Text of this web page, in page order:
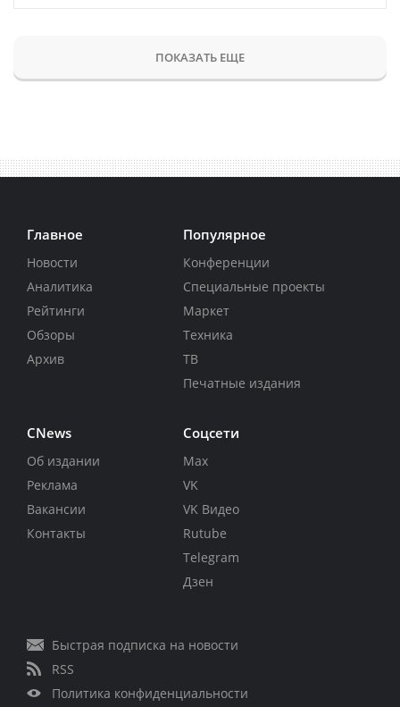
ПОКАЗАТЬ ЕЩЕ
Главное
Новости
Аналитика
Рейтинги
Обзоры
Архив
Популярное
Конференции
Специальные проекты
Маркет
Техника
ТВ
Печатные издания
CNews
Об издании
Реклама
Вакансии
Контакты
Соцсети
Max
VK
VK Видео
Rutube
Telegram
Дзен
Быстрая подписка на новости
RSS
Политика конфиденциальности